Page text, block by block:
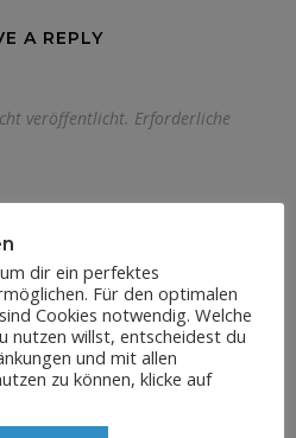
A REPLY
veröffentlicht. Erforderliche
dir ein perfektes
Für den optimalen
Cookies notwendig. Welche
nutzen willst, entscheidest du
und mit allen
zu können, klicke auf